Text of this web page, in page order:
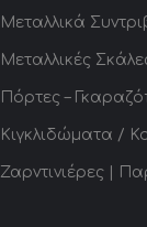
Μεταλλικά
Μεταλλικές
Πόρτες –
Κιγκλιδώματα /
Ζαρντινιέρες |